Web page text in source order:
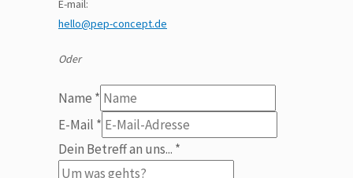
E-mail:
hello@pep-concept.de
Oder
Name *
Was
uns
E-
E-Mail *
Dein Betreff an uns... *